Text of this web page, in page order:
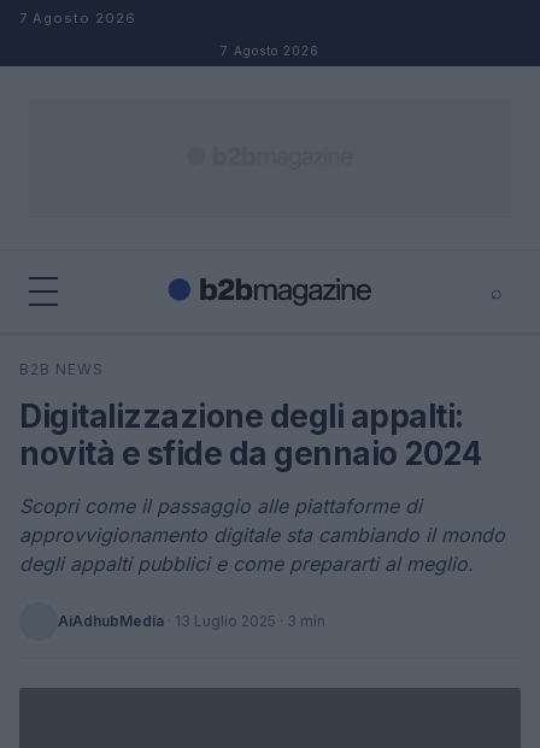
Salta al contenuto
7 Agosto 2026
7 Agosto 2026
⌕
Cerca
B2B NEWS
Digitalizzazione degli appalti:
novità e sfide da gennaio 2024
Scopri come il passaggio alle piattaforme di
approvvigionamento digitale sta cambiando il mondo
degli appalti pubblici e come prepararti al meglio.
AiAdhubMedia · 13 Luglio 2025 · 3 min